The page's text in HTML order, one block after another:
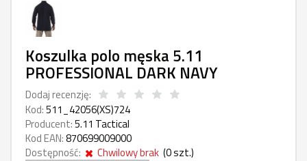
Koszulka polo męska 5.11
PROFESSIONAL DARK NAVY
Dodaj recenzję:
Kod:511_42056(XS)724
Producent:5.11 Tactical
Kod EAN:870699009000
Dostępność:
Chwilowy brak (0szt.)